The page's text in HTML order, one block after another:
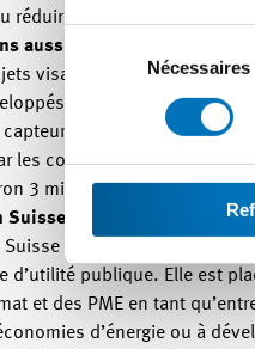
Nécessaires
réduire ses émissions de
aussi sont soutenues
visant à économiser de
avec l’aide de la
capteurs solaires qui
les conduits d’aération.
3 millions de francs vont
Suisse pour le Climat
Suisse pour le Climat a été
d’utilité publique. Elle est
et des PME en tant
d’énergie ou à